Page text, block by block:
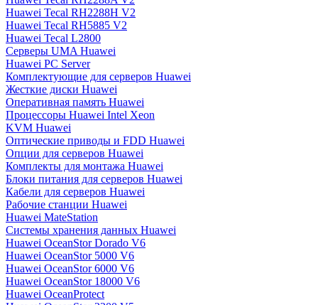
Huawei Tecal RH2288H V2
Huawei Tecal RH5885 V2
Huawei Tecal L2800
Серверы UMA Huawei
Huawei PC Server
Комплектующие для серверов Huawei
Жесткие диски Huawei
Оперативная память Huawei
Процессоры Huawei Intel Xeon
KVM Huawei
Оптические приводы и FDD Huawei
Опции для серверов Huawei
Комплекты для монтажа Huawei
Блоки питания для серверов Huawei
Кабели для серверов Huawei
Рабочие станции Huawei
Huawei MateStation
Системы хранения данных Huawei
Huawei OceanStor Dorado V6
Huawei OceanStor 5000 V6
Huawei OceanStor 6000 V6
Huawei OceanStor 18000 V6
Huawei OceanProtect